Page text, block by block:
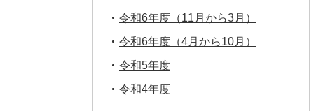
令和6年度（11月から3月）
令和6年度（4月から10月）
令和5年度
令和4年度